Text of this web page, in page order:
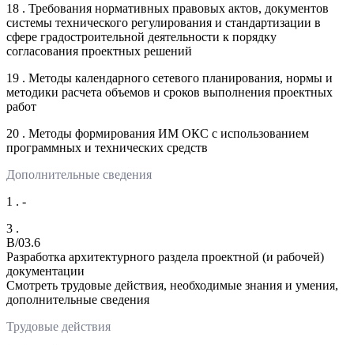
18 . Требования нормативных правовых актов, документов
системы технического регулирования и стандартизации в
сфере градостроительной деятельности к порядку
согласования проектных решений
19 . Методы календарного сетевого планирования, нормы и
методики расчета объемов и сроков выполнения проектных
работ
20 . Методы формирования ИМ ОКС с использованием
программных и технических средств
Дополнительные сведения
1 . -
3 .
B/03.6
Разработка архитектурного раздела проектной (и рабочей)
документации
Смотреть трудовые действия, необходимые знания и умения,
дополнительные сведения
Трудовые действия